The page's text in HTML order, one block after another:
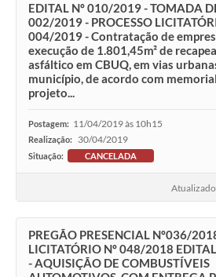
EDITAL Nº 010/2019 - TOMADA
002/2019 - PROCESSO
004/2019 - Contratação de
execução de 1.801,45m² de
asfáltico em CBUQ, em vias
município, de acordo com
projeto...
Postagem: 11/04/2019 às 10h15
Realização: 30/04/2019
Situação: CANCELADA
PREGÃO PRESENCIAL Nº036/
LICITATÓRIO Nº 048/2018
- AQUISIÇÃO DE COMBUSTÍVEIS